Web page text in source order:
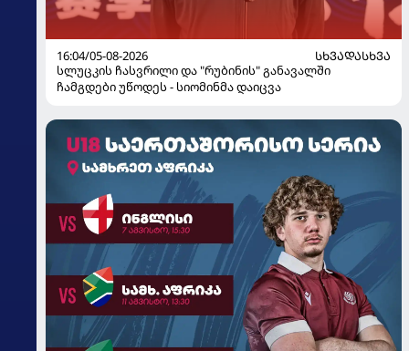
16:04/05-08-2026
ᲡᲮᲕᲐᲓᲐᲡᲮᲕᲐ
სლუცკის ჩასვრილი და "რუბინის" განავალში
ჩამგდები უწოდეს - სიომინმა დაიცვა